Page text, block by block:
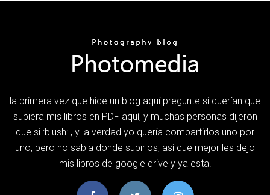
la primera vez que hice un blog aquí pregunte si querían que
subiera mis libros en PDF aquí, y muchas personas dijeron
que si :blush: , y la verdad yo quería compartirlos uno por
uno, pero no sabia donde subirlos, así que mejor les dejo
mis libros de google drive y ya esta.